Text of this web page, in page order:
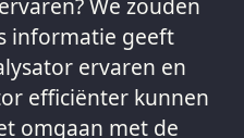
informatie geeft
ervaren en
efficiënter kunnen
omgaan met de